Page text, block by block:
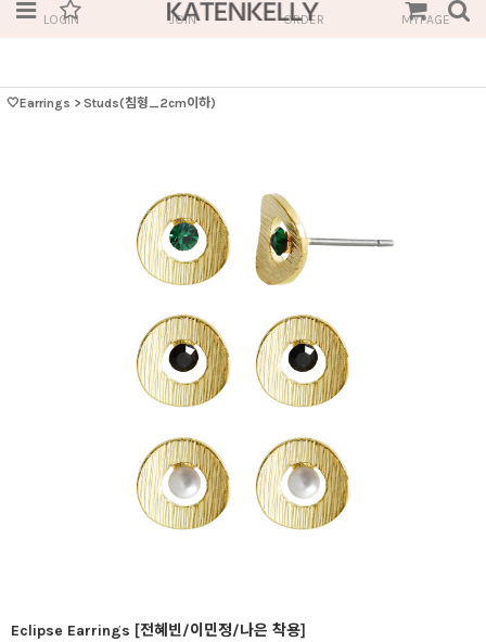
LOGIN JOIN ORDER MYPAGE
🤍Earrings > Studs(침형_2cm이하)
Eclipse Earrings [전혜빈/이민정/나은 착용]